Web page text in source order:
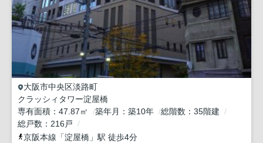
大阪市中央区淡路町
クラッシィタワー淀屋橋
専有面積
47.87㎡ 築年月 築10年 総階数
35階建
総戸数
216戸
京阪本線 「淀屋橋 」駅 徒歩4分